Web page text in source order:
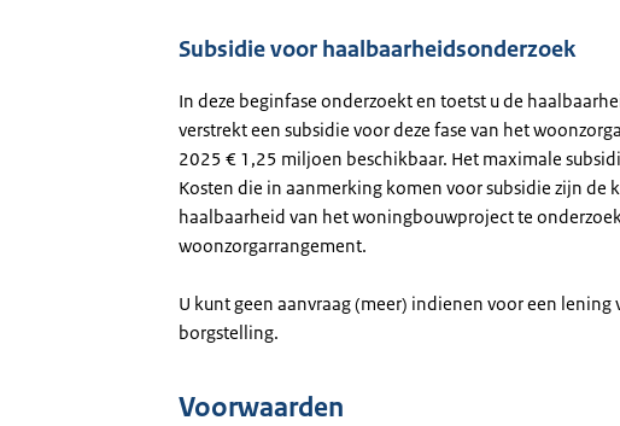
Subsidie voor haalbaarheidsonderzoek
In deze beginfase onderzoekt en toetst u de
verstrekt een subsidie voor deze fase van het
2025 € 1,25 miljoen beschikbaar. Het maximale
Kosten die in aanmerking komen voor subsidie zijn de
haalbaarheid van het woningbouwproject te
woonzorgarrangement.
U kunt geen aanvraag (meer) indienen voor een
borgstelling.
Voorwaarden